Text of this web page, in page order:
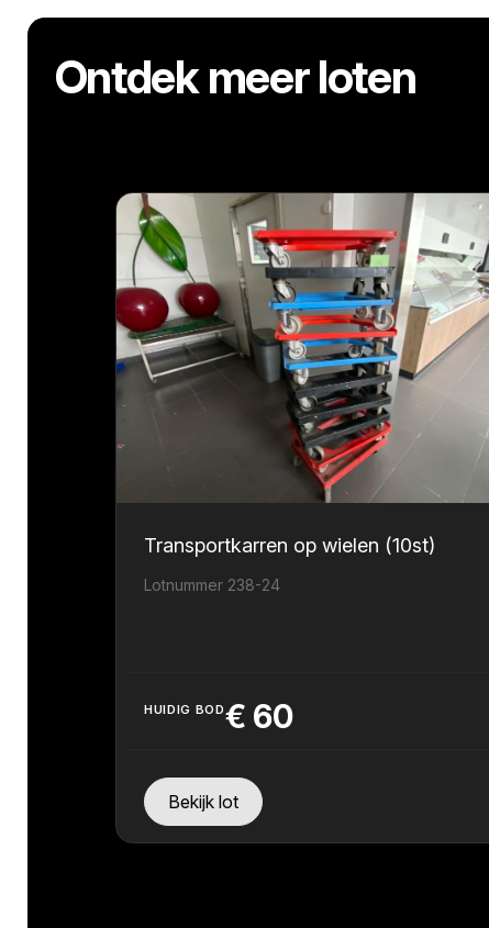
Ontdek meer loten
Transportkarren op wielen (10st)
Lotnummer 238-24
HUIDIG BOD€ 60
Bekijk lot